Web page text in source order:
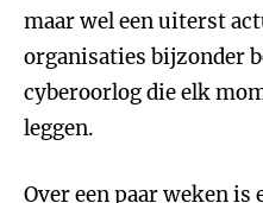
maar wel een uiterst
organisaties bijzonder
cyberoorlog die elk
leggen.
Over een paar weken